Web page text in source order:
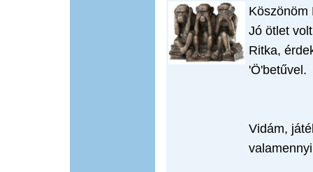
Köszönöm
Jó ötlet
Ritka,
'Ö'betűvel.
Vidám,